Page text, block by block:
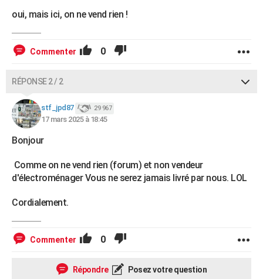
S'inscrire
Se connecter
Lycées
Collèges
Primaires
Universités
Entreprises
Service militaire
Avis de recherche
AVIS DE DÉCÈS
FORUM
Bricolage
Lifestyle
Culture
Sport
Auto
Television
Voyage
Cinema
oui, mais ici, on ne vend rien !
Commenter 0
RÉPONSE 2 / 2
stf_jpd87 29 967
17 mars 2025 à 18:45
Bonjour
Comme on ne vend rien (forum) et non vendeur
d'électroménager Vous ne serez jamais livré par nous. LOL
Cordialement.
Commenter 0
Répondre Posez votre question